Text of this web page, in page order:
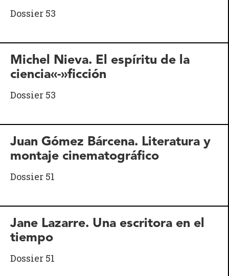
Dossier 53
Michel Nieva. El espíritu de la
ciencia«-»ficción
Dossier 53
Juan Gómez Bárcena. Literatura y
montaje cinematográfico
Dossier 51
Jane Lazarre. Una escritora en el
tiempo
Dossier 51